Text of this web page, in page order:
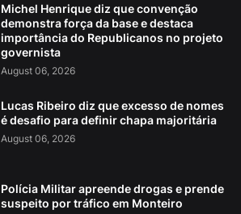
Michel Henrique diz que convenção
demonstra força da base e destaca
importância do Republicanos no projeto
governista
August 06, 2026
Lucas Ribeiro diz que excesso de nomes
é desafio para definir chapa majoritária
August 06, 2026
Polícia Militar apreende drogas e prende
suspeito por tráfico em Monteiro